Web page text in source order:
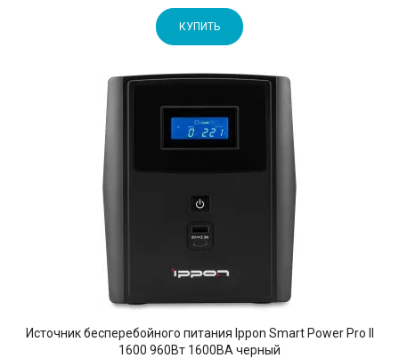
КУПИТЬ
Источник бесперебойного питания Ippon Smart Power Pro II
1600 960Вт 1600ВА черный